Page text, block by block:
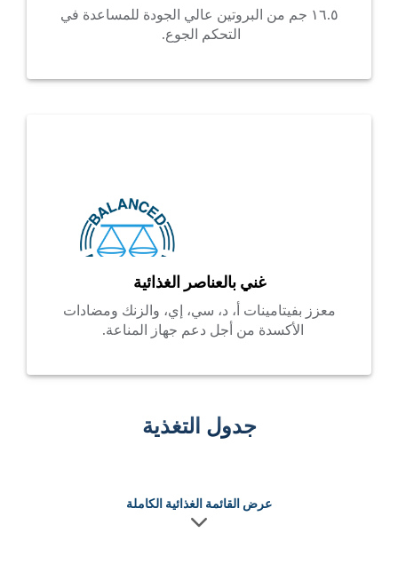
١٦.٥ جم من البروتين عالي الجودة للمساعدة في
التحكم الجوع.
غني بالعناصر الغذائية
معزز بفيتامينات أ، د، سي، إي، والزنك ومضادات
الأكسدة من أجل دعم جهاز المناعة.
جدول التغذية
عرض القائمة الغذائية الكاملة